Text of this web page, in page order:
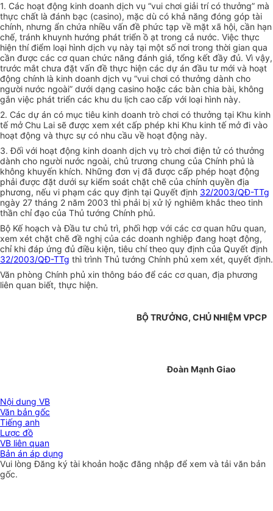
1. Các hoạt động kinh doanh dịch vụ “vui chơi giải trí có thưởng” mà
thực chất là đánh bạc (casino), mặc dù có khả năng đóng góp tài
chính, nhưng ẩn chứa nhiều vấn đề phức tạp về mặt xã hội, cần hạn
chế, tránh khuynh hướng phát triển ồ ạt trong cả nước. Việc thực
hiện thí điểm loại hình dịch vụ này tại một số nơi trong thời gian qua
cần được các cơ quan chức năng đánh giá, tổng kết đầy đủ. Vì vậy,
trước mắt chưa đặt vấn đề thực hiện các dự án đầu tư mới và hoạt
động chính là kinh doanh dịch vụ “vui chơi có thưởng dành cho
người nước ngoài” dưới dạng casino hoặc các bàn chia bài, không
gắn việc phát triển các khu du lịch cao cấp với loại hình này.
2. Các dự án có mục tiêu kinh doanh trò chơi có thưởng tại Khu kinh
tế mở Chu Lai sẽ được xem xét cấp phép khi Khu kinh tế mở đi vào
hoạt động và thực sự có nhu cầu về hoạt động này.
3. Đối với hoạt động kinh doanh dịch vụ trò chơi điện tử có thưởng
dành cho người nước ngoài, chủ trương chung của Chính phủ là
không khuyến khích. Những đơn vị đã được cấp phép hoạt động
phải được đặt dưới sự kiểm soát chặt chẽ của chính quyền địa
phương, nếu vi phạm các quy định tại Quyết định 32/2003/QĐ-TTg
ngày 27 tháng 2 năm 2003 thì phải bị xử lý nghiêm khắc theo tinh
thần chỉ đạo của Thủ tướng Chính phủ.
Bộ Kế hoạch và Đầu tư chủ trì, phối hợp với các cơ quan hữu quan,
xem xét chặt chẽ đề nghị của các doanh nghiệp đang hoạt động,
chỉ khi đáp ứng đủ điều kiện, tiêu chí theo quy định của Quyết định
32/2003/QĐ-TTg thì trình Thủ tướng Chính phủ xem xét, quyết định.
Văn phòng Chính phủ xin thông báo để các cơ quan, địa phương
liên quan biết, thực hiện.
BỘ TRƯỞNG, CHỦ NHIỆM VPCP
Đoàn Mạnh Giao
Nội dung VB
Văn bản gốc
Tiếng anh
Lược đồ
VB liên quan
Bản án áp dụng
Vui lòngĐăng ký tài khoản hoặc đăng nhập để xem và tải văn bản
gốc.